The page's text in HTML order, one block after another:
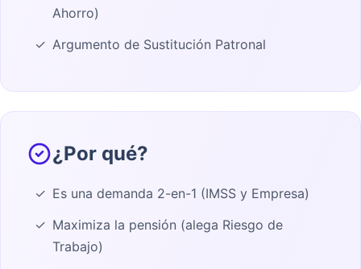
Ahorro)
Argumento de Sustitución Patronal
¿Por qué?
Es una demanda 2-en-1 (IMSS y Empresa)
Maximiza la pensión (alega Riesgo de
Trabajo)